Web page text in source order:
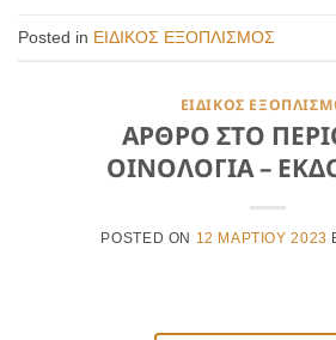
Posted in ΕΙΔΙΚΟΣ ΕΞΟΠΛΙΣΜΟΣ
ΕΙΔΙΚΟΣ
ΑΡΘΡΟ ΣΤΟ
ΟΙΝΟΛΟΓΙΑ –
POSTED ON 12 ΜΑΡΤΊΟΥ 2023